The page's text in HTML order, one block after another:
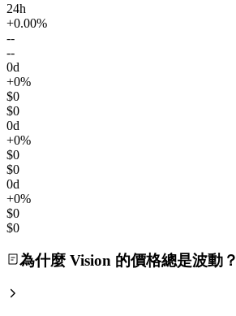
24h
+0.00%
--
--
0d
+0%
$0
$0
0d
+0%
$0
$0
0d
+0%
$0
$0
為什麼 Vision 的價格總是波動？